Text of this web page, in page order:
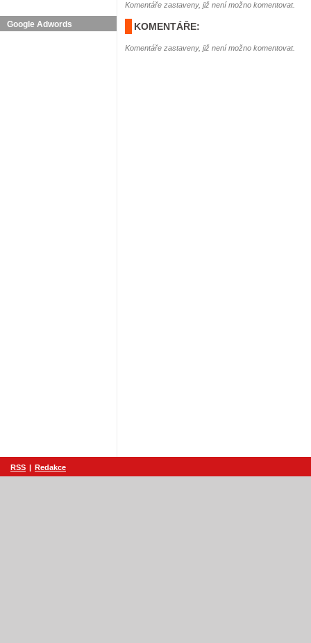
Google Adwords
Komentáře zastaveny, již není možno komentovat.
KOMENTÁŘE:
Komentáře zastaveny, již není možno komentovat.
RSS | Redakce